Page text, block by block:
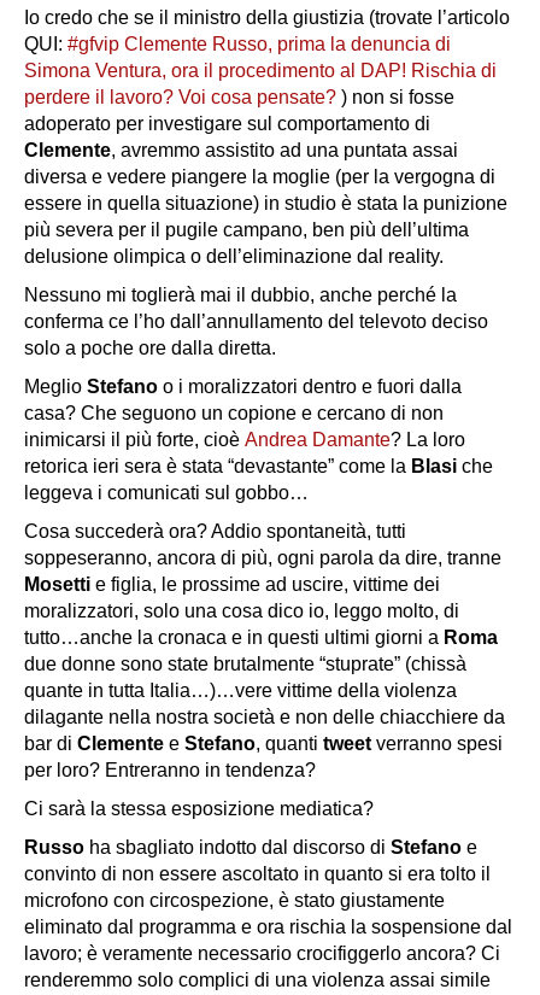
Io credo che se il ministro della giustizia (trovate l’articolo
QUI: #gfvip Clemente Russo, prima la denuncia di
Simona Ventura, ora il procedimento al DAP! Rischia di
perdere il lavoro? Voi cosa pensate? ) non si fosse
adoperato per investigare sul comportamento di
Clemente, avremmo assistito ad una puntata assai
diversa e vedere piangere la moglie (per la vergogna di
essere in quella situazione) in studio è stata la punizione
più severa per il pugile campano, ben più dell’ultima
delusione olimpica o dell’eliminazione dal reality.
Nessuno mi toglierà mai il dubbio, anche perché la
conferma ce l’ho dall’annullamento del televoto deciso
solo a poche ore dalla diretta.
Meglio Stefano o i moralizzatori dentro e fuori dalla
casa? Che seguono un copione e cercano di non
inimicarsi il più forte, cioè Andrea Damante? La loro
retorica ieri sera è stata “devastante” come la Blasi che
leggeva i comunicati sul gobbo…
Cosa succederà ora? Addio spontaneità, tutti
soppeseranno, ancora di più, ogni parola da dire, tranne
Mosetti e figlia, le prossime ad uscire, vittime dei
moralizzatori, solo una cosa dico io, leggo molto, di
tutto…anche la cronaca e in questi ultimi giorni a Roma
due donne sono state brutalmente “stuprate” (chissà
quante in tutta Italia…)…vere vittime della violenza
dilagante nella nostra società e non delle chiacchiere da
bar di Clemente e Stefano, quanti tweet verranno spesi
per loro? Entreranno in tendenza?
Ci sarà la stessa esposizione mediatica?
Russo ha sbagliato indotto dal discorso di Stefano e
convinto di non essere ascoltato in quanto si era tolto il
microfono con circospezione, è stato giustamente
eliminato dal programma e ora rischia la sospensione dal
lavoro; è veramente necessario crocifiggerlo ancora? Ci
renderemmo solo complici di una violenza assai simile